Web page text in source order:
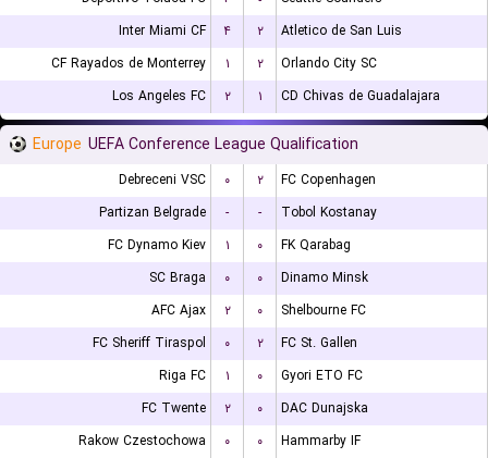
Inter Miami CF
۴ ۲
Atletico de San Luis
CF Rayados de Monterrey
۱ ۲
Orlando City SC
Los Angeles FC
۲ ۱ CD Chivas de Guadalajara
Europe UEFA Conference League Qualification
Debreceni VSC ۰ ۲
FC Copenhagen
Partizan Belgrade
- -
Tobol Kostanay
FC Dynamo Kiev
۱ ۰
FK Qarabag
SC Braga
۰ ۰
Dinamo Minsk
AFC Ajax
۲ ۰
Shelbourne FC
FC Sheriff Tiraspol
۰ ۲
FC St. Gallen
Riga FC
۱ ۰
Gyori ETO FC
FC Twente
۲ ۰
DAC Dunajska
Rakow Czestochowa
۰ ۰
Hammarby IF